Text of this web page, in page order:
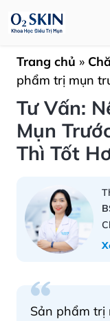
Trang chủ »
phẩm trị mụn
Tư Vấn:
Mụn
Thì Tốt
Sản phẩm trị